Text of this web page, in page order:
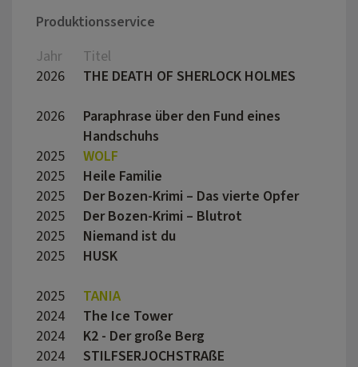
Produktionsservice
Jahr
Titel
2026
THE DEATH OF SHERLOCK HOLMES
2026
Paraphrase über den Fund eines
Handschuhs
2025
WOLF
2025
Heile Familie
2025
Der Bozen-Krimi – Das vierte Opfer
2025
Der Bozen-Krimi – Blutrot
2025
Niemand ist du
2025
HUSK
2025
TANIA
2024
The Ice Tower
2024
K2 - Der große Berg
2024
STILFSERJOCHSTRAßE